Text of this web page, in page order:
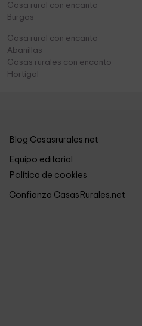
Casa rural con encanto
Burgos
Casa rural con encanto
Abanillas
Casas rurales con encanto
Hortigal
Blog Casasrurales.net
Equipo editorial
Política de cookies
Confianza CasasRurales.net